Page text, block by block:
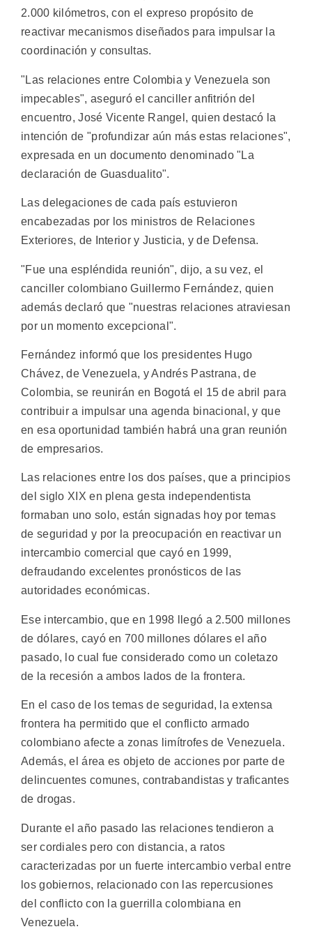
2.000 kilómetros, con el expreso propósito de
reactivar mecanismos diseñados para impulsar la
coordinación y consultas.
"Las relaciones entre Colombia y Venezuela son
impecables", aseguró el canciller anfitrión del
encuentro, José Vicente Rangel, quien destacó la
intención de "profundizar aún más estas relaciones",
expresada en un documento denominado "La
declaración de Guasdualito".
Las delegaciones de cada país estuvieron
encabezadas por los ministros de Relaciones
Exteriores, de Interior y Justicia, y de Defensa.
"Fue una espléndida reunión", dijo, a su vez, el
canciller colombiano Guillermo Fernández, quien
además declaró que "nuestras relaciones atraviesan
por un momento excepcional".
Fernández informó que los presidentes Hugo
Chávez, de Venezuela, y Andrés Pastrana, de
Colombia, se reunirán en Bogotá el 15 de abril para
contribuir a impulsar una agenda binacional, y que
en esa oportunidad también habrá una gran reunión
de empresarios.
Las relaciones entre los dos países, que a principios
del siglo XIX en plena gesta independentista
formaban uno solo, están signadas hoy por temas
de seguridad y por la preocupación en reactivar un
intercambio comercial que cayó en 1999,
defraudando excelentes pronósticos de las
autoridades económicas.
Ese intercambio, que en 1998 llegó a 2.500 millones
de dólares, cayó en 700 millones dólares el año
pasado, lo cual fue considerado como un coletazo
de la recesión a ambos lados de la frontera.
En el caso de los temas de seguridad, la extensa
frontera ha permitido que el conflicto armado
colombiano afecte a zonas limítrofes de Venezuela.
Además, el área es objeto de acciones por parte de
delincuentes comunes, contrabandistas y traficantes
de drogas.
Durante el año pasado las relaciones tendieron a
ser cordiales pero con distancia, a ratos
caracterizadas por un fuerte intercambio verbal entre
los gobiernos, relacionado con las repercusiones
del conflicto con la guerrilla colombiana en
Venezuela.